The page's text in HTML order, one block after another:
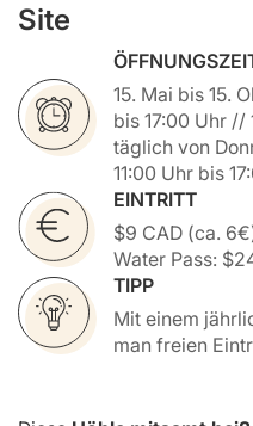
Site
15. Mai bis 15.
bis 17:00 Uhr //
täglich von
11:00 Uhr bis
EINTRITT
$9 CAD (ca.
Water Pass:
TIPP
Mit einem
man freien